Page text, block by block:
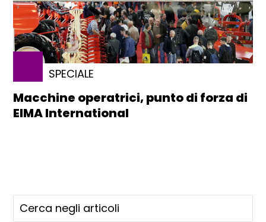
SPECIALE
Macchine operatrici, punto di forza di
EIMA International